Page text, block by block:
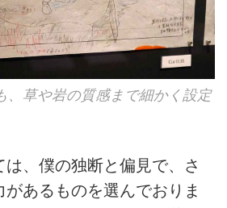
、草や岩の質感まで細かく設定
、僕の独断と偏見で、さ
があるものを選んでおりま